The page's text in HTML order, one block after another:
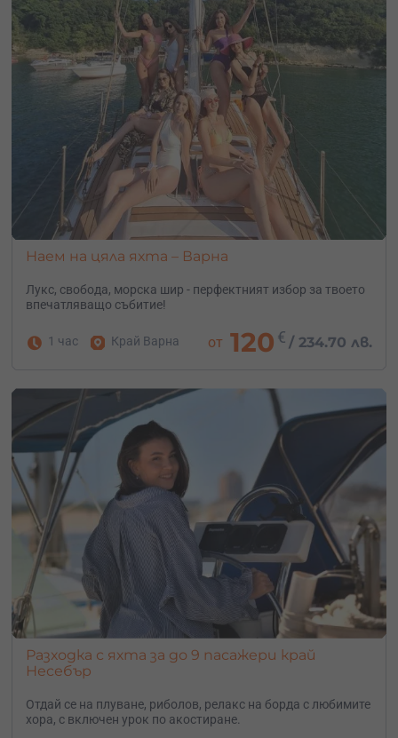
Наем на цяла яхта – Варна
Лукс, свобода, морска шир - перфектният избор за твоето
впечатляващо събитие!
1 час Край Варна от 120 € / 234.70 лв.
Разходка с яхта за до 9 пасажери край
Несебър
Отдай се на плуване, риболов, релакс на борда с любимите
хора, с включен урок по акостиране.